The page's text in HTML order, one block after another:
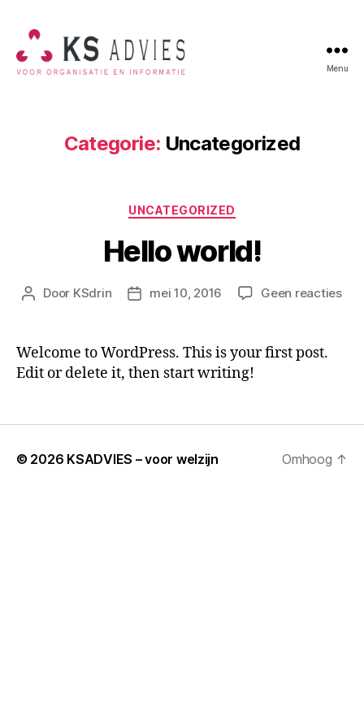
Menu
Categorie: Uncategorized
Categorieën
UNCATEGORIZED
Hello world!
Berichtauteur
Door KSdrin Berichtdatum
mei 10, 2016 Geen reactiesop
Welcome to WordPress. This is your first post.
Edit or delete it, then start writing!
© 2026 KSADVIES – voor welzijn Omhoog ↑